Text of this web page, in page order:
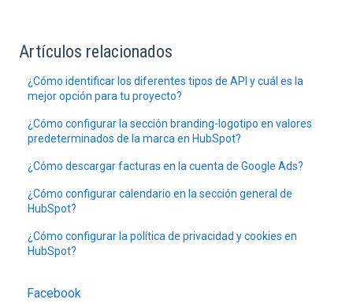
Artículos relacionados
¿Cómo identificar los diferentes tipos de API y cuál es la
mejor opción para tu proyecto?
¿Cómo configurar la sección branding-logotipo en valores
predeterminados de la marca en HubSpot?
¿Cómo descargar facturas en la cuenta de Google Ads?
¿Cómo configurar calendario en la sección general de
HubSpot?
¿Cómo configurar la política de privacidad y cookies en
HubSpot?
Facebook